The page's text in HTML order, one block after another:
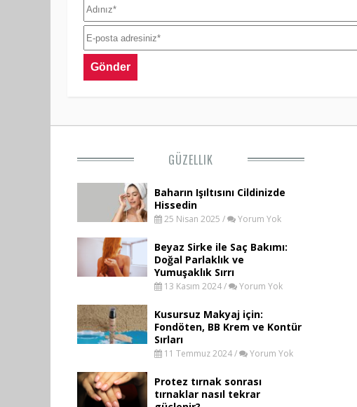
GÜZELLIK
Baharın Işıltısını Cildinizde
Hissedin
25 Nisan 2025 / Yorum Yok
Beyaz Sirke ile Saç Bakımı:
Doğal Parlaklık ve
Yumuşaklık Sırrı
13 Kasım 2024 / Yorum Yok
Kusursuz Makyaj için:
Fondöten, BB Krem ve Kontür
Sırları
11 Temmuz 2024 / Yorum Yok
Protez tırnak sonrası
tırnaklar nasıl tekrar